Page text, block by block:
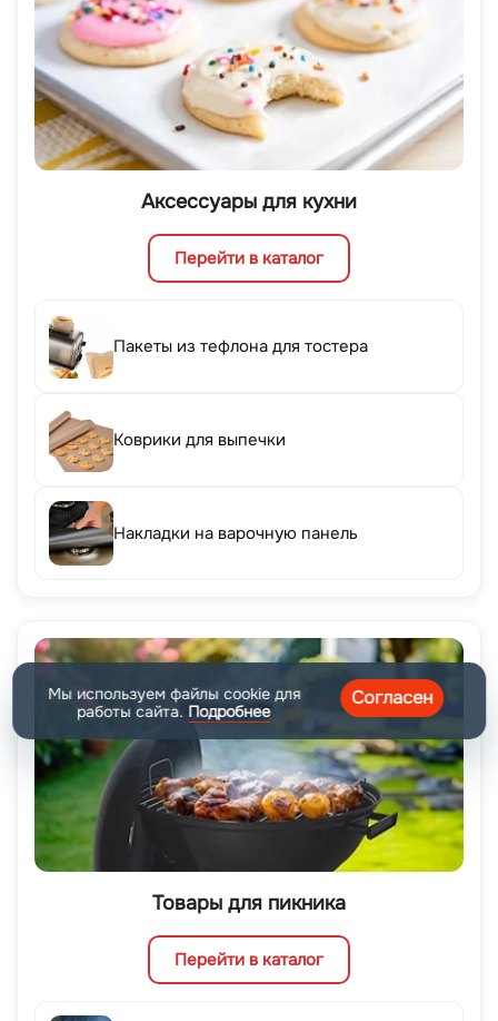
Аксессуары для кухни
Перейти в каталог
Пакеты из тефлона для тостера
Коврики для выпечки
Накладки на варочную панель
Товары для пикника
Перейти в каталог
Мы используем файлы cookie для
работы сайта. Подробнее
Согласен